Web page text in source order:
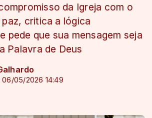
da Igreja com o
paz, critica a lógica
pede que sua mensagem seja
Palavra de Deus
05/2026 14:49